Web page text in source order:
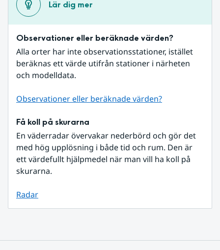
Lär dig mer
Observationer eller beräknade värden?
Alla orter har inte observationsstationer, istället
beräknas ett värde utifrån stationer i närheten
och modelldata.
Observationer eller beräknade värden?
Få koll på skurarna
En väderradar övervakar nederbörd och gör det
med hög upplösning i både tid och rum. Den är
ett värdefullt hjälpmedel när man vill ha koll på
skurarna.
Radar